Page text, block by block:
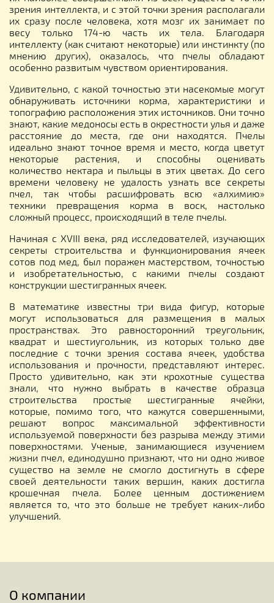
зрения интеллекта, и с этой точки зрения располагали
их сразу после человека, хотя мозг их занимает по
весу только 174-ю часть их тела. Благодаря
интеллекту (как считают некоторые) или инстинкту (по
мнению других), оказалось, что пчелы обладают
особенно развитым чувством ориентирования.
Удивительно, с какой точностью эти насекомые могут
обнаруживать источники корма, характеристики и
топографию расположения этих источников. Они точно
знают, какие медоносы есть в окрестности улья и даже
расстояние до места, где они находятся. Пчелы
идеально знают точное время и место, когда цветут
некоторые растения, и способны оценивать
количество нектара и пыльцы в этих цветах. До сего
времени человеку не удалость узнать все секреты
пчел, так чтобы расшифровать всю «алхимию»
техники превращения корма в воск, настолько
сложный процесс, происходящий в теле пчелы.
Начиная с XVIII века, ряд исследователей, изучающих
секреты строительства и функционирования ячеек
сотов под мед, был поражен мастерством, точностью
и изобретательностью, с какими пчелы создают
конструкции шестигранных ячеек.
В математике известны три вида фигур, которые
могут использоваться для размещения в малых
пространствах. Это равносторонний треугольник,
квадрат и шестиугольник, из которых только две
последние с точки зрения состава ячеек, удобства
использования и прочности, представляют интерес.
Просто удивительно, как эти крохотные существа
знали, что нужно выбрать в качестве образца
строительства простые шестигранные ячейки,
которые, помимо того, что кажутся совершенными,
решают вопрос максимальной эффективности
используемой поверхности без разрыва между этими
поверхностями. Ученые, занимающиеся изучением
жизни пчел, единодушно признают, что ни одно живое
существо на земле не смогло достигнуть в сфере
своей деятельности таких вершин, каких достигла
крошечная пчела. Более ценным достижением
является то, что это больше не требует каких-либо
улучшений.
О компании